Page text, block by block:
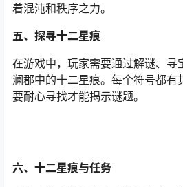
着混沌和秩序之力。
五、探寻十二星痕
在游戏中，玩家需要通过解谜、寻
澜郡中的十二星痕。每个符号都有
要耐心寻找才能揭示谜题。
六、十二星痕与任务